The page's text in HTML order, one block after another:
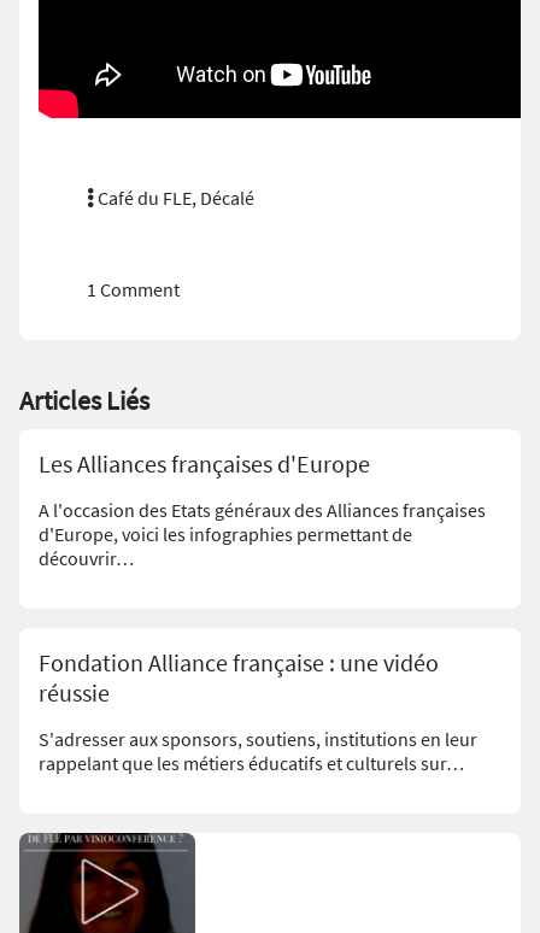
Café du FLE, Décalé
1 Comment
Articles Liés
Les Alliances françaises d'Europe
A l'occasion des Etats généraux des Alliances françaises
d'Europe, voici les infographies permettant de
découvrir…
Fondation Alliance française : une vidéo
réussie
S'adresser aux sponsors, soutiens, institutions en leur
rappelant que les métiers éducatifs et culturels sur…